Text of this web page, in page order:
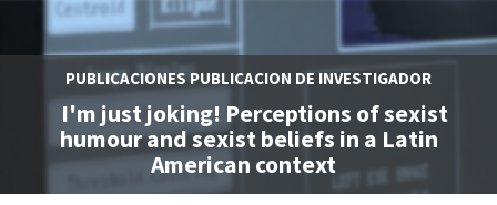
PUBLICACIONES PUBLICACION DE INVESTIGADOR
I'm just joking! Perceptions of sexist
humour and sexist beliefs in a Latin
American context